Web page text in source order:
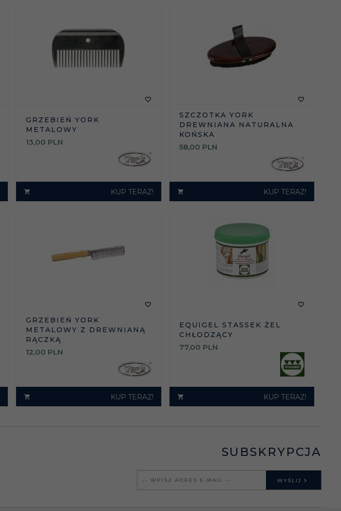
GRZEBIEŃ YORK
METALOWY
13,00 PLN
KUP TERAZ!
SZCZOTKA YORK
DREWNIANA NATURALNA
KOŃSKA
58,00 PLN
KUP TERAZ!
GRZEBIEŃ YORK
METALOWY Z DREWNIANĄ
RĄCZKĄ
12,00 PLN
KUP TERAZ!
EQUIGEL STASSEK ŻEL
CHŁODZĄCY
77,00 PLN
KUP TERAZ!
SUBSKRYPCJA
WYŚLIJ